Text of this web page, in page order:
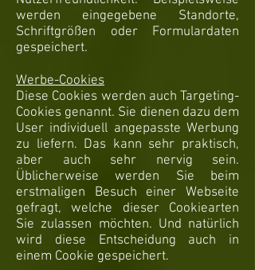
werden eingegebene Standorte,
Schriftgrößen oder Formulardaten
gespeichert.
Werbe-Cookies
Diese Cookies werden auch Targeting-
Cookies genannt. Sie dienen dazu dem
User individuell angepasste Werbung
zu liefern. Das kann sehr praktisch,
aber auch sehr nervig sein.
Üblicherweise werden Sie beim
erstmaligen Besuch einer Webseite
gefragt, welche dieser Cookiearten
Sie zulassen möchten. Und natürlich
wird diese Entscheidung auch in
einem Cookie gespeichert.